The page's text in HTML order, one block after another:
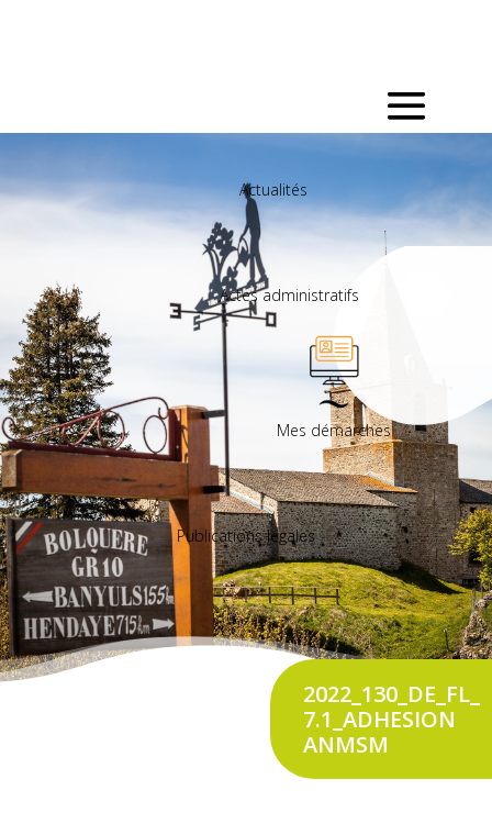
Actualités
Actes administratifs
Mes démarches
Publications légales
2022_130_DE_FL_
7.1_ADHESION
ANMSM